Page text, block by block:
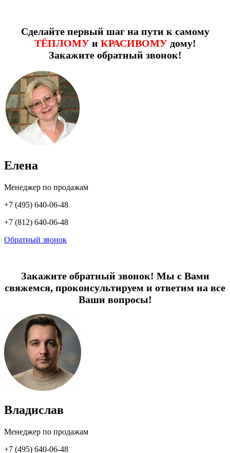
Сделайте первый шаг на пути к самому
ТЁПЛОМУи КРАСИВОМУдому!
Закажите обратный звонок!
Елена
Менеджер по продажам
+7 (495) 640-06-48
+7 (812) 640-06-48
Обратный звонок
Закажите обратный звонок! Мы с Вами
свяжемся, проконсультируем и ответим на все
Ваши вопросы!
Владислав
Менеджер по продажам
+7 (495) 640-06-48